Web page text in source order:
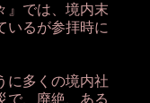
』では、境内末
いるが参拝時に
に多くの境内社
で、廃絶、ある